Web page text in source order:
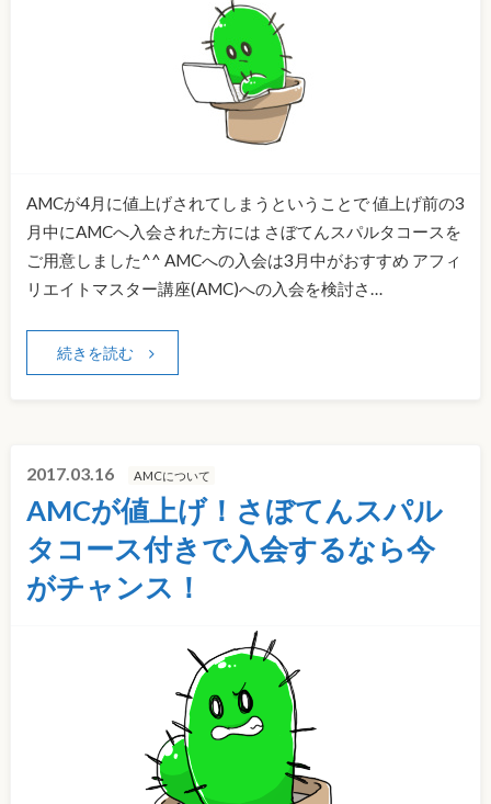
AMCが4月に値上げされてしまうということで 値上げ前の3
月中にAMCへ入会された方には さぼてんスパルタコースを
ご用意しました^^ AMCへの入会は3月中がおすすめ アフィ
リエイトマスター講座(AMC)への入会を検討さ…
続きを読む
2017.03.16 AMCについて
AMCが値上げ！さぼてんスパル
タコース付きで入会するなら今
がチャンス！